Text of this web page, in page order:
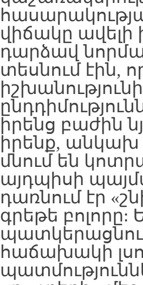
վիճակը ավելի
դարձավ
տեսնում էին,
իրենց բաժին
իրենք, անկախ
մնում են
այդպիսի
դառնում էր
գրեթե բոլորը:
հաճախակի